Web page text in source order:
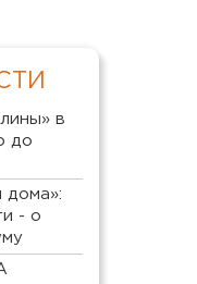
в
до
дома»:
- о